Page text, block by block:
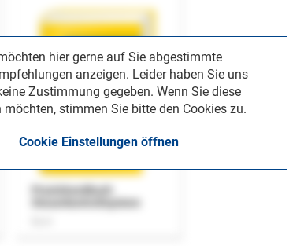
hier gerne auf Sie abgestimmte
anzeigen. Leider haben Sie uns
Zustimmung gegeben. Wenn Sie diese
möchten, stimmen Sie bitte den Cookies zu.
Cookie Einstellungen öffnen
Praxishandbuch